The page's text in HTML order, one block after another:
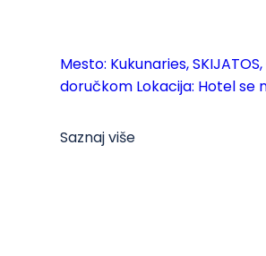
Mesto: Kukunaries,
doručkom Lokacija: Hotel se
Saznaj više